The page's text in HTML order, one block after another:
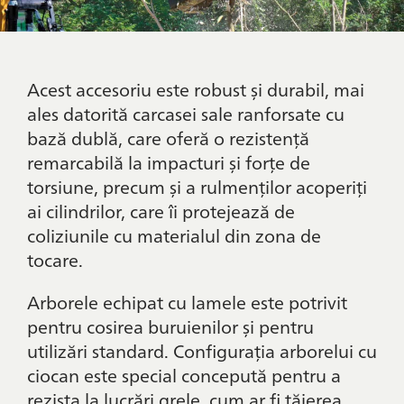
Acest accesoriu este robust și durabil, mai
ales datorită carcasei sale ranforsate cu
bază dublă, care oferă o rezistență
remarcabilă la impacturi și forțe de
torsiune, precum și a rulmenților acoperiți
ai cilindrilor, care îi protejează de
coliziunile cu materialul din zona de
tocare.
Arborele echipat cu lamele este potrivit
pentru cosirea buruienilor și pentru
utilizări standard. Configurația arborelui cu
ciocan este special concepută pentru a
rezista la lucrări grele, cum ar fi tăierea